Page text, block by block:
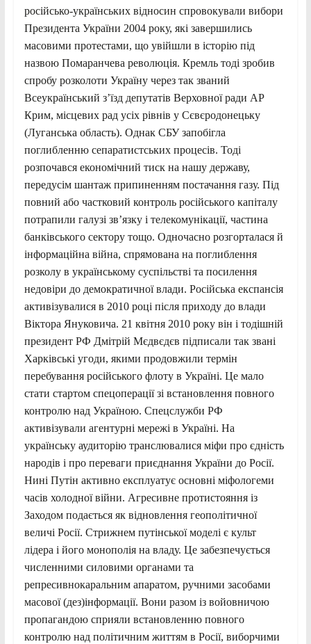
російсько-українських відносин спровокували вибори
Президента України 2004 року, які завершились
масовими протестами, що увійшли в історію під
назвою Помаранчева революція. Кремль тоді зробив
спробу розколоти Україну через так званий
Всеукраїнський з’їзд депутатів Верховної ради АР
Крим, місцевих рад усіх рівнів у Сєвєродонецьку
(Луганська область). Однак СБУ запобігла
поглибленню сепаратистських процесів. Тоді
розпочався економічний тиск на нашу державу,
передусім шантаж припиненням постачання газу. Під
повний або частковий контроль російського капіталу
потрапили галузі зв’язку і телекомунікації, частина
банківського сектору тощо. Одночасно розгорталася й
інформаційна війна, спрямована на поглиблення
розколу в українському суспільстві та посилення
недовіри до демократичної влади. Російська експансія
активізувалися в 2010 році після приходу до влади
Віктора Януковича. 21 квітня 2010 року він і тодішній
президент РФ Дмітрій Мєдвєдєв підписали так звані
Харківські угоди, якими продовжили термін
перебування російського флоту в Україні. Це мало
стати стартом спецоперації зі встановлення повного
контролю над Україною. Спецслужби РФ
активізували агентурні мережі в Україні. На
українську аудиторію транслювалися міфи про єдність
народів і про переваги приєднання України до Росії.
Нині Путін активно експлуатує основні міфологеми
часів холодної війни. Агресивне протистояння із
Заходом подається як відновлення геополітичної
величі Росії. Стрижнем путінської моделі є культ
лідера і його монополія на владу. Це забезпечується
численними силовими органами та
репресивнокаральним апаратом, ручними засобами
масової (дез)інформації. Вони разом із войовничою
пропагандою сприяли встановленню повного
контролю над політичним життям в Росії, виборчими